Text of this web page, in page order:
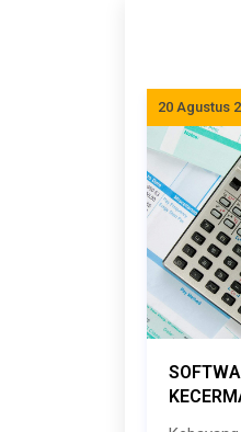
20 Agustus